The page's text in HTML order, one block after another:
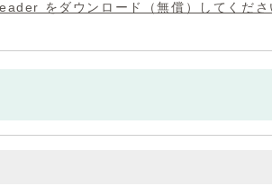
をダウンロード（無償）してくださ